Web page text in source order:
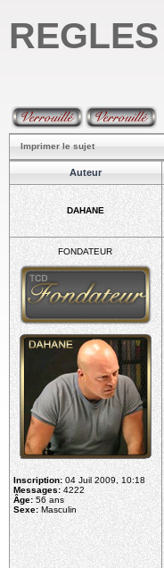
Imprimer le sujet
Auteur
DAHANE
FONDATEUR
Inscription: 04 Juil 2009, 10:18
Messages:4222
Âge: 56 ans
Sexe:Masculin